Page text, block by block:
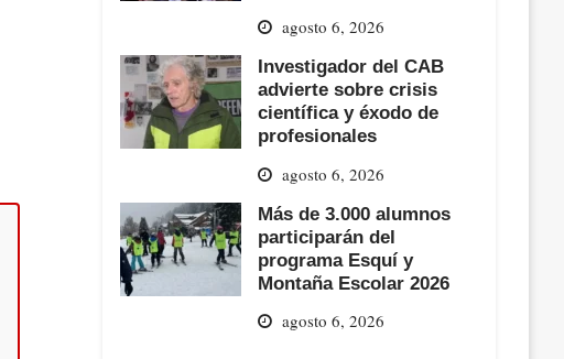
agosto 6, 2026
Investigador del CAB
advierte sobre crisis
científica y éxodo de
profesionales
agosto 6, 2026
Más de 3.000 alumnos
participarán del
programa Esquí y
Montaña Escolar 2026
agosto 6, 2026